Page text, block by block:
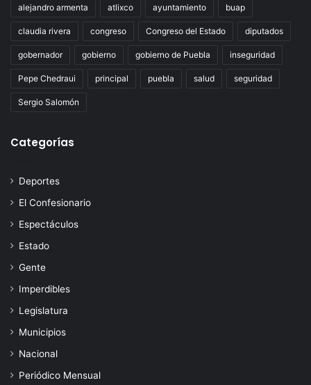
alejandro armenta atlixco ayuntamiento buap
claudia rivera congreso Congreso del Estado diputados
gobernador gobierno gobierno de Puebla inseguridad
Pepe Chedraui principal puebla salud seguridad
Sergio Salomón
Categorías
Deportes
El Confesionario
Espectáculos
Estado
Gente
Imperdibles
Legislatura
Municipios
Nacional
Periódico Mensual